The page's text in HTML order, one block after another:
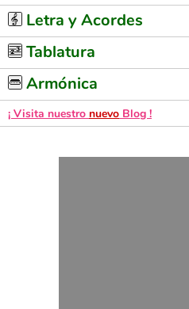
Letra y Acordes
Tablatura
Armónica
¡ Visita nuestro nuevo Blog !